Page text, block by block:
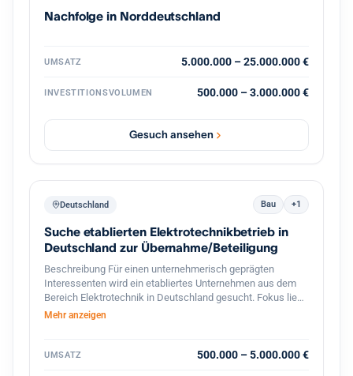
nächsten Wachstumsschritt mitgestaltet. Diskretion ist
Vertraulichkeitsvereinbarung.
Nachfolge in Norddeutschland
UMSATZ 5.000.000 – 25.000.000 €
INVESTITIONSVOLUMEN 500.000 – 3.000.000 €
Gesuch ansehen
Deutschland Bau +1
Suche etablierten Elektrotechnikbetrieb in
Deutschland zur Übernahme/Beteiligung
Beschreibung Für einen unternehmerisch geprägten
Interessenten wird ein etabliertes Unternehmen aus dem
Bereich Elektrotechnik in Deutschland gesucht. Fokus liegt
auf profitablen kleinen bis mittelständischen Betrieben mit
interessant sind Unternehmen mit Leistungen in den
Mehr anzeigen
UMSATZ 500.000 – 5.000.000 €